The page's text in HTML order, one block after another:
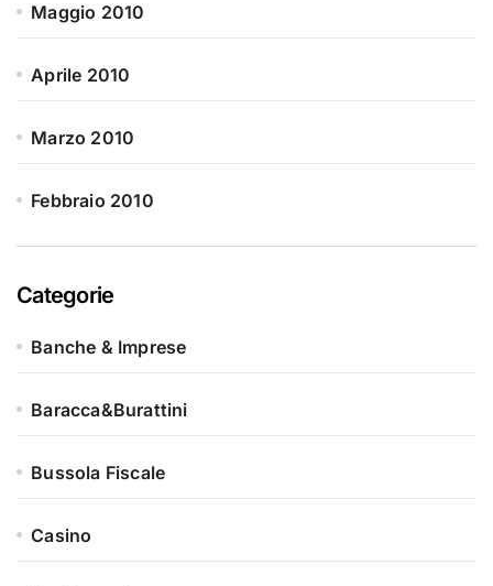
Maggio 2010
Aprile 2010
Marzo 2010
Febbraio 2010
Categorie
Banche & Imprese
Baracca&Burattini
Bussola Fiscale
Casino